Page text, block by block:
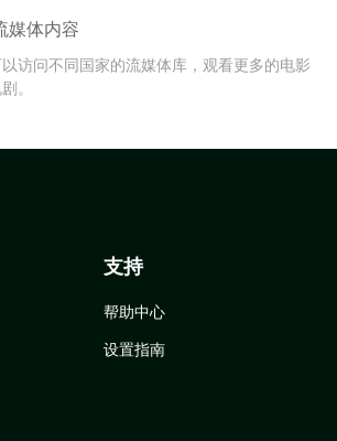
媒体内容
访问不同国家的流媒体库，观看更多的电影
。
支持
帮助中心
设置指南